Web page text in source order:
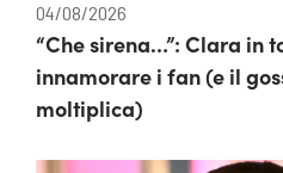
04/08/2026
“Che sirena…”: Clara in
innamorare i fan (e il
moltiplica)